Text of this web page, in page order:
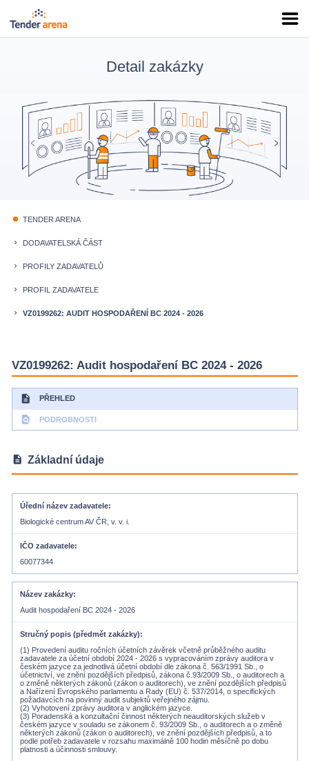
Detail zakázky
fiber_manual_record TENDER ARENA
keyboard_arrow_right DODAVATELSKÁ ČÁST
keyboard_arrow_right PROFILY ZADAVATELŮ
keyboard_arrow_right PROFIL ZADAVATELE
keyboard_arrow_right VZ0199262: AUDIT HOSPODAŘENÍ BC 2024 - 2026
VZ0199262: Audit hospodaření BC 2024 - 2026
description PŘEHLED
find_in_page PODROBNOSTI
description Základní údaje
Úřední název zadavatele
Biologické centrum AV ČR, v. v. i.
IČO zadavatele
60077344
Název zakázky
Audit hospodaření BC 2024 - 2026
Stručný popis (předmět zakázky)
(1) Provedení auditu ročních účetních závěrek včetně průběžného auditu
zadavatele za účetní období 2024 - 2026 s vypracováním zprávy auditora v
českém jazyce za jednotlivá účetní období dle zákona č. 563/1991 Sb., o
účetnictví, ve znění pozdějších předpisů, zákona č.93/2009 Sb., o auditorech a
o změně některých zákonů (zákon o auditorech), ve znění pozdějších předpisů
a Nařízení Evropského parlamentu a Rady (EU) č. 537/2014, o specifických
požadavcích na povinný audit subjektů veřejného zájmu.
(2) Vyhotovení zprávy auditora v anglickém jazyce.
(3) Poradenská a konzultační činnost některých neauditorských služeb v
českém jazyce v souladu se zákonem č. 93/2009 Sb., o auditorech a o změně
některých zákonů (zákon o auditorech), ve znění pozdějších předpisů, a to
podle potřeb zadavatele v rozsahu maximálně 100 hodin měsíčně po dobu
platnosti a účinnosti smlouvy.